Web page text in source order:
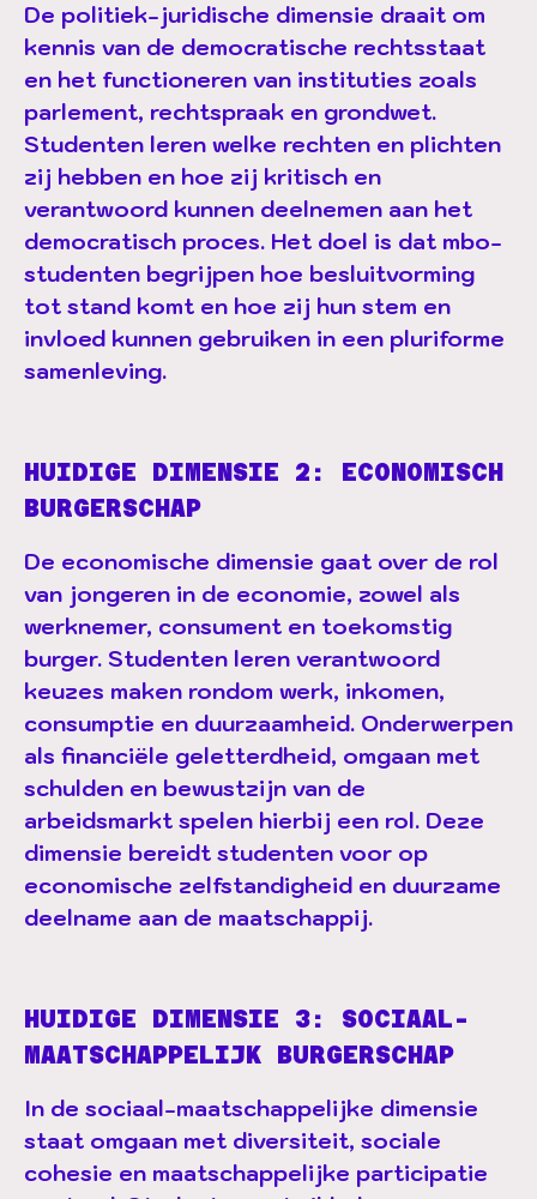
De politiek-juridische dimensie draait om
kennis van de democratische rechtsstaat
en het functioneren van instituties zoals
parlement, rechtspraak en grondwet.
Studenten leren welke rechten en plichten
zij hebben en hoe zij kritisch en
verantwoord kunnen deelnemen aan het
democratisch proces. Het doel is dat mbo-
studenten begrijpen hoe besluitvorming
tot stand komt en hoe zij hun stem en
invloed kunnen gebruiken in een pluriforme
samenleving.
HUIDIGE DIMENSIE 2: ECONOMISCH
BURGERSCHAP
De economische dimensie gaat over de rol
van jongeren in de economie, zowel als
werknemer, consument en toekomstig
burger. Studenten leren verantwoord
keuzes maken rondom werk, inkomen,
consumptie en duurzaamheid. Onderwerpen
als financiële geletterdheid, omgaan met
schulden en bewustzijn van de
arbeidsmarkt spelen hierbij een rol. Deze
dimensie bereidt studenten voor op
economische zelfstandigheid en duurzame
deelname aan de maatschappij.
HUIDIGE DIMENSIE 3: SOCIAAL-
MAATSCHAPPELIJK BURGERSCHAP
In de sociaal-maatschappelijke dimensie
staat omgaan met diversiteit, sociale
cohesie en maatschappelijke participatie